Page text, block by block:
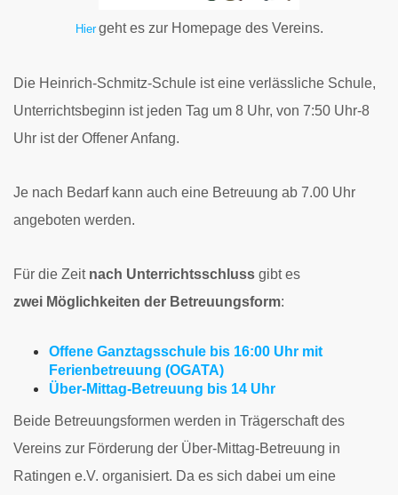
Hier geht es zur Homepage des Vereins.
Die Heinrich-Schmitz-Schule ist eine verlässliche Schule,
Unterrichtsbeginn ist jeden Tag um 8 Uhr, von 7:50 Uhr-8
Uhr ist der Offener Anfang.
Je nach Bedarf kann auch eine Betreuung ab 7.00 Uhr
angeboten werden.
Für die Zeit nach Unterrichtsschluss gibt es
zwei Möglichkeiten der Betreuungsform:
Offene Ganztagsschule bis 16:00 Uhr mit
Ferienbetreuung (OGATA)
Über-Mittag-Betreuung bis 14 Uhr
Beide Betreuungsformen werden in Trägerschaft des
Vereins zur Förderung der Über-Mittag-Betreuung in
Ratingen e.V. organisiert. Da es sich dabei um eine